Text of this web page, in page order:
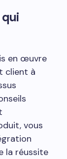
en œuvre
client à
vous
la réussite